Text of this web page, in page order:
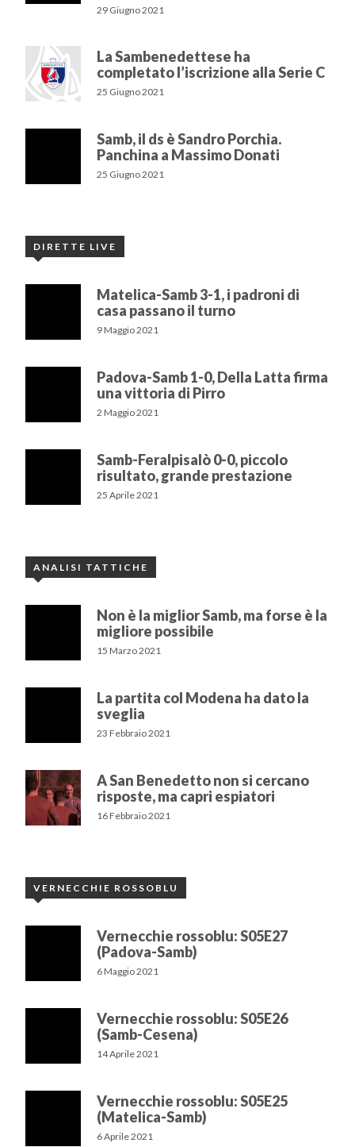
29 Giugno 2021
La Sambenedettese ha
completato l’iscrizione alla Serie C
25 Giugno 2021
Samb, il ds è Sandro Porchia.
Panchina a Massimo Donati
25 Giugno 2021
DIRETTE LIVE
Matelica-Samb 3-1, i padroni di
casa passano il turno
9 Maggio 2021
Padova-Samb 1-0, Della Latta firma
una vittoria di Pirro
2 Maggio 2021
Samb-Feralpisalò 0-0, piccolo
risultato, grande prestazione
25 Aprile 2021
ANALISI TATTICHE
Non è la miglior Samb, ma forse è la
migliore possibile
15 Marzo 2021
La partita col Modena ha dato la
sveglia
23 Febbraio 2021
A San Benedetto non si cercano
risposte, ma capri espiatori
16 Febbraio 2021
VERNECCHIE ROSSOBLU
Vernecchie rossoblu: S05E27
(Padova-Samb)
6 Maggio 2021
Vernecchie rossoblu: S05E26
(Samb-Cesena)
14 Aprile 2021
Vernecchie rossoblu: S05E25
(Matelica-Samb)
6 Aprile 2021